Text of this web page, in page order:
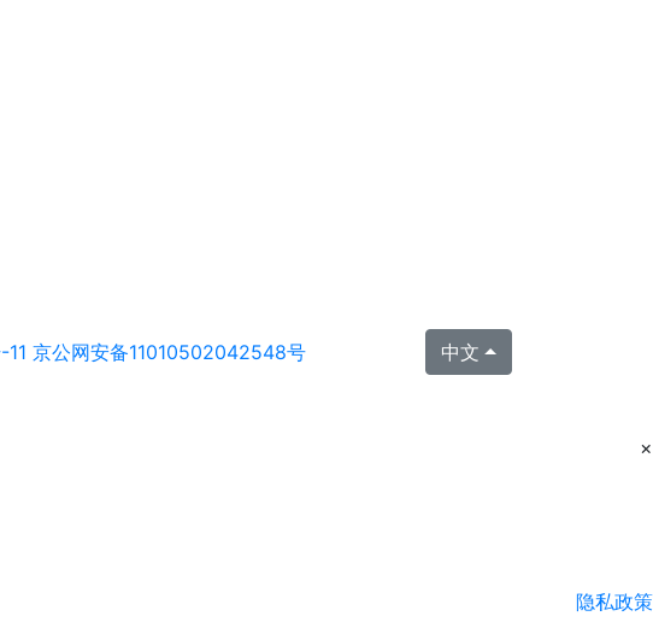
京公网安备11010502042548号
中文
×
隐私政策